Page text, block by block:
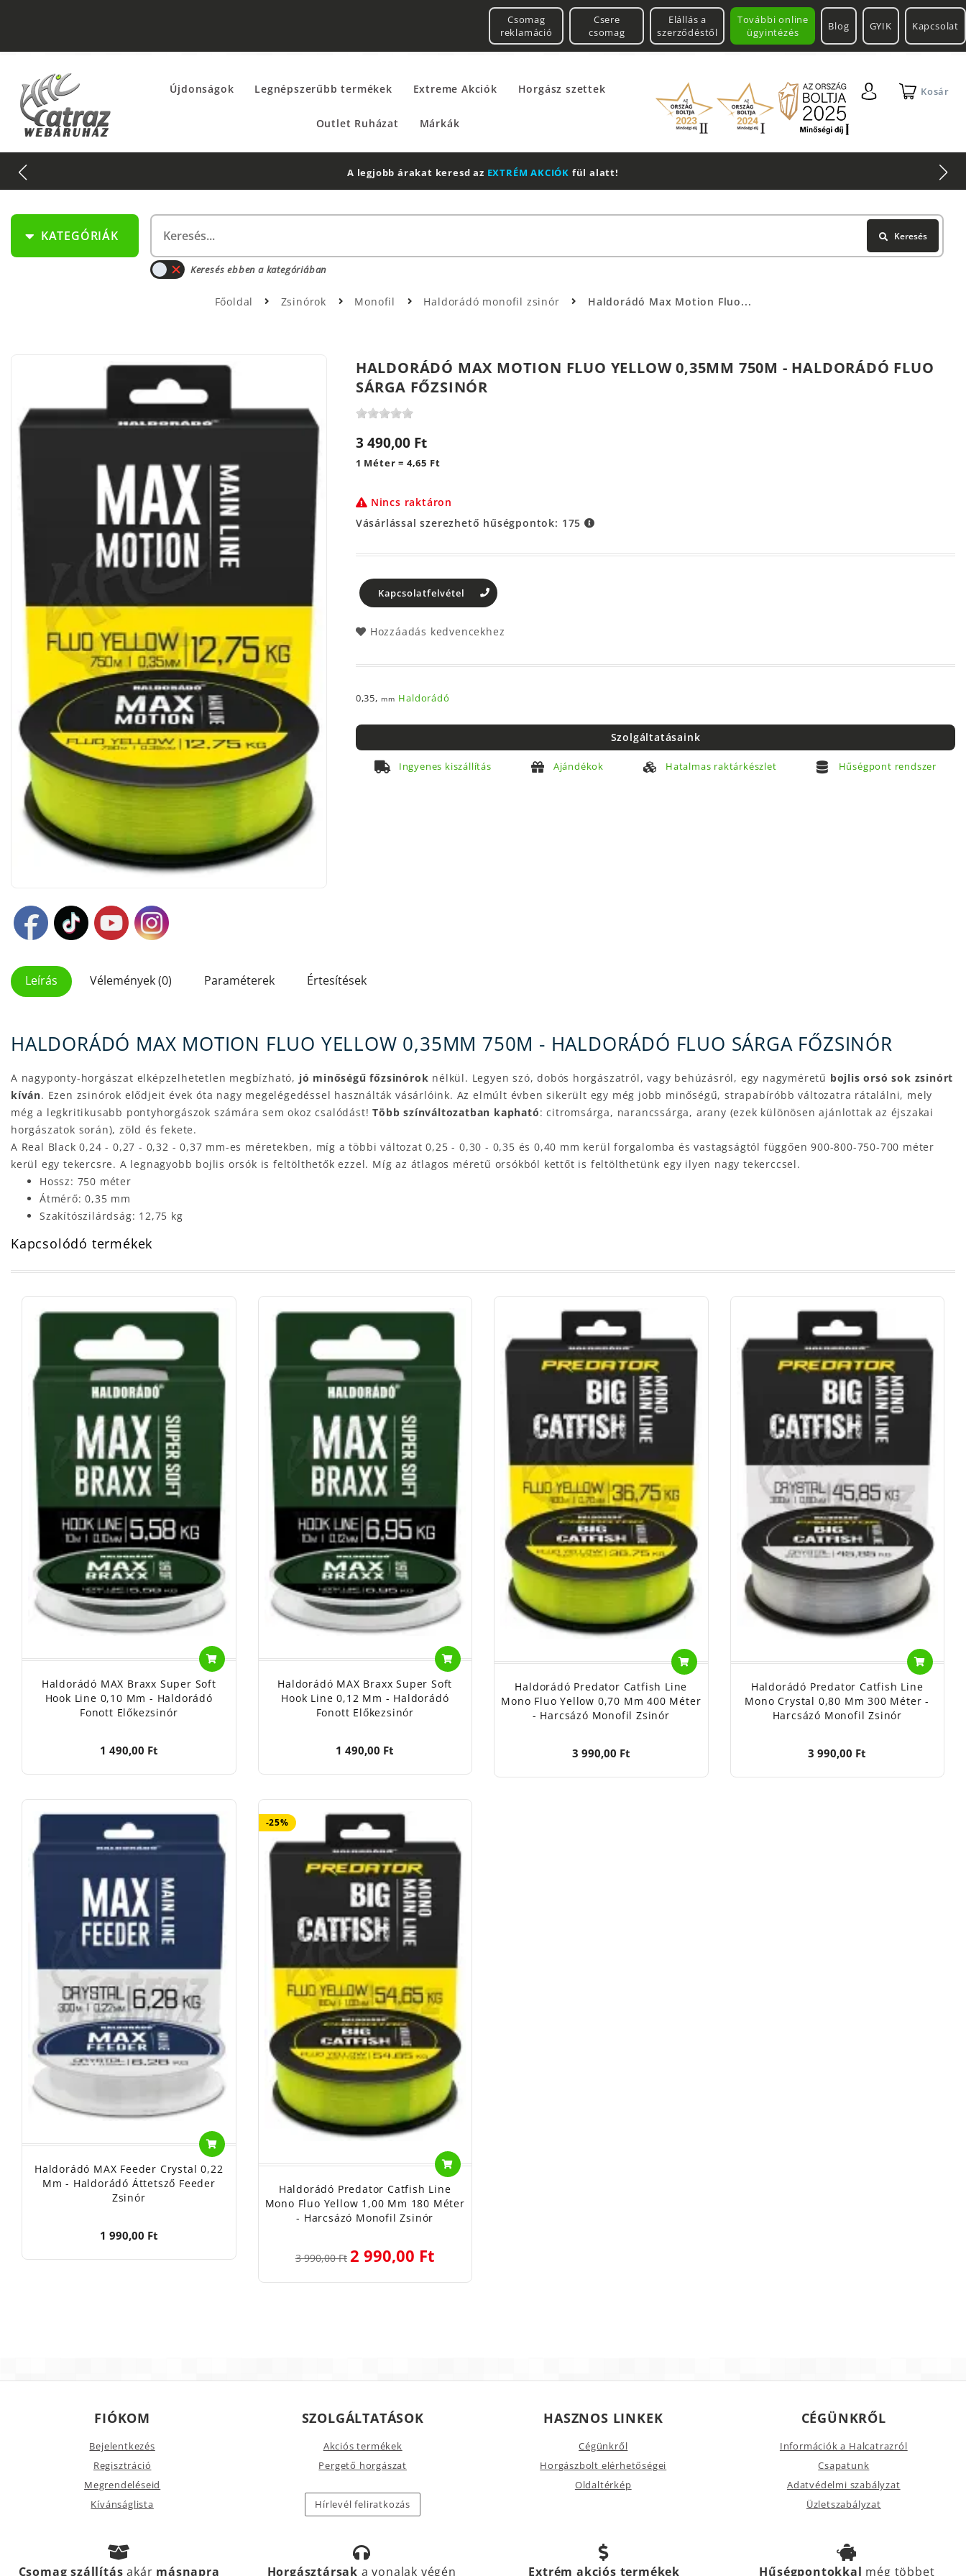
További online
ügyintézés
Csomag
reklamáció
Csere
csomag
Elállás a
szerződéstől
Blog GYIK Kapcsolat
Újdonságok Legnépszerűbb termékek Extreme Akciók Horgász szettek
Outlet Ruházat Márkák
Kosár
A legjobb árakat keresd az EXTRÉM AKCIÓK fül alatt!
KATEGÓRIÁK Keresés
Keresés ebben a kategóriában
Főoldal Zsinórok Monofil Haldorádó monofil zsinór Haldorádó Max Motion Fluo...
HALDORÁDÓ MAX MOTION FLUO YELLOW 0,35MM 750M - HALDORÁDÓ FLUO
SÁRGA FŐZSINÓR
3 490,00 Ft
1 Méter = 4,65 Ft
Nincs raktáron
Vásárlással szerezhető hűségpontok: 175
Kapcsolatfelvétel
Hozzáadás kedvencekhez
0,35, mm Haldorádó
Szolgáltatásaink
Ingyenes kiszállítás Ajándékok Hatalmas raktárkészlet Hűségpont rendszer
Leírás Vélemények (0) Paraméterek Értesítések
HALDORÁDÓ MAX MOTION FLUO YELLOW 0,35MM 750M - HALDORÁDÓ FLUO SÁRGA FŐZSINÓR
A nagyponty-horgászat elképzelhetetlen megbízható, jó minőségű főzsinórok nélkül. Legyen szó, dobós horgászatról, vagy behúzásról, egy nagyméretű bojlis orsó sok zsinórt
kíván. Ezen zsinórok elődjeit évek óta nagy megelégedéssel használták vásárlóink. Az elmúlt évben sikerült egy még jobb minőségű, strapabíróbb változatra rátalálni, mely
még a legkritikusabb pontyhorgászok számára sem okoz csalódást!Több színváltozatban kapható: citromsárga, narancssárga, arany (ezek különösen ajánlottak az éjszakai
horgászatok során), zöld és fekete.
A Real Black 0,24 - 0,27 - 0,32 - 0,37 mm-es méretekben, míg a többi változat 0,25 - 0,30 - 0,35 és 0,40 mm kerül forgalomba és vastagságtól függően 900-800-750-700 méter
kerül egy tekercsre. A legnagyobb bojlis orsók is feltölthetők ezzel. Míg az átlagos méretű orsókból kettőt is feltölthetünk egy ilyen nagy tekerccsel.
Hossz: 750 méter
Átmérő: 0,35 mm
Szakítószilárdság: 12,75 kg
Kapcsolódó termékek
Haldorádó MAX Braxx Super Soft
Hook Line 0,10 Mm - Haldorádó
Fonott Előkezsinór
1 490,00 Ft
Haldorádó MAX Braxx Super Soft
Hook Line 0,12 Mm - Haldorádó
Fonott Előkezsinór
1 490,00 Ft
Haldorádó Predator Catfish Line
Mono Fluo Yellow 0,70 Mm 400 Méter
- Harcsázó Monofil Zsinór
3 990,00 Ft
Haldorádó Predator Catfish Line
Mono Crystal 0,80 Mm 300 Méter -
Harcsázó Monofil Zsinór
3 990,00 Ft
Haldorádó MAX Feeder Crystal 0,22
Mm - Haldorádó Áttetsző Feeder
Zsinór
1 990,00 Ft
-25%
Haldorádó Predator Catfish Line
Mono Fluo Yellow 1,00 Mm 180 Méter
- Harcsázó Monofil Zsinór
3 990,00 Ft 2 990,00 Ft
FIÓKOM
Bejelentkezés
Regisztráció
Megrendeléseid
Kívánságlista
SZOLGÁLTATÁSOK
Akciós termékek
Pergető horgászat
Hírlevél feliratkozás
HASZNOS LINKEK
Cégünkről
Horgászbolt elérhetőségei
Oldaltérkép
CÉGÜNKRŐL
Információk a Halcatrazról
Csapatunk
Adatvédelmi szabályzat
Üzletszabályzat
Csomag szállításakár másnapra Horgásztársak a vonalak végén Extrém akciós termékek Hűségpontokkal még többet